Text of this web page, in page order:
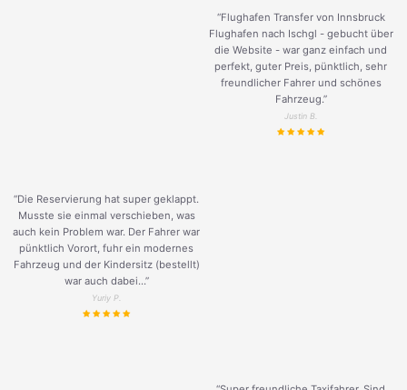
“Flughafen Transfer von Innsbruck
Flughafen nach Ischgl - gebucht über
die Website - war ganz einfach und
perfekt, guter Preis, pünktlich, sehr
freundlicher Fahrer und schönes
Fahrzeug.”
Justin B.
“Die Reservierung hat super geklappt.
Musste sie einmal verschieben, was
auch kein Problem war. Der Fahrer war
pünktlich Vorort, fuhr ein modernes
Fahrzeug und der Kindersitz (bestellt)
war auch dabei...”
Yuriy P.